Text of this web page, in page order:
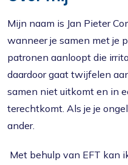
Mijn naam is Jan Pieter
wanneer je samen met je
patronen aanloopt die
daardoor gaat twijfelen
samen niet uitkomt en in
terechtkomt. Als je je
ander.
Met behulp van EFT kan